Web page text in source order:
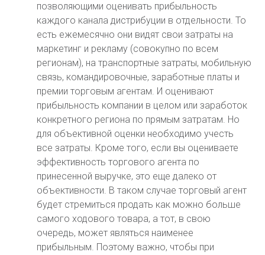
позволяющими оценивать прибыльность
каждого канала дистрибуции в отдельности. То
есть ежемесячно они видят свои затраты на
маркетинг и рекламу (совокупно по всем
регионам), на транспортные затраты, мобильную
связь, командировочные, заработные платы и
премии торговым агентам. И оценивают
прибыльность компании в целом или заработок
конкретного региона по прямым затратам. Но
для объективной оценки необходимо учесть
все затраты. Кроме того, если вы оцениваете
эффективность торгового агента по
принесенной выручке, это еще далеко от
объективности. В таком случае торговый агент
будет стремиться продать как можно больше
самого ходового товара, а тот, в свою
очередь, может являться наименее
прибыльным. Поэтому важно, чтобы при